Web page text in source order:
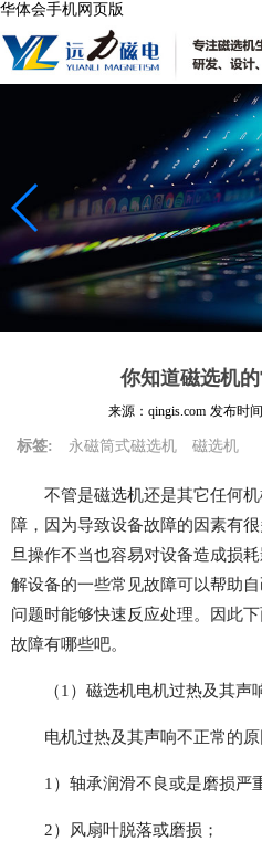
华体会手机网页版
你知道磁选机
来源：qingis.com 发布时间
标签: 永磁筒式磁选机 磁选机
不管是磁选机还是其它任何
障，因为导致设备故障的因素有
旦操作不当也容易对设备造成损
解设备的一些常见故障可以帮助
问题时能够快速反应处理。因此
故障有哪些吧。
（1）磁选机电机过热及其声
电机过热及其声响不正常的原
1）轴承润滑不良或是磨损严
2）风扇叶脱落或磨损；